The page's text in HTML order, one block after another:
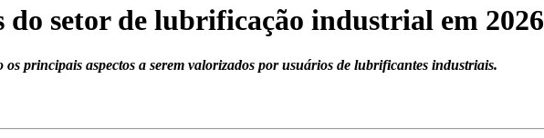
do setor de lubrificação industrial em 2026
principais aspectos a serem valorizados por usuários de lubrificantes industriais.